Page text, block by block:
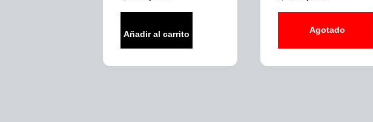
Añadir al carrito Agotado